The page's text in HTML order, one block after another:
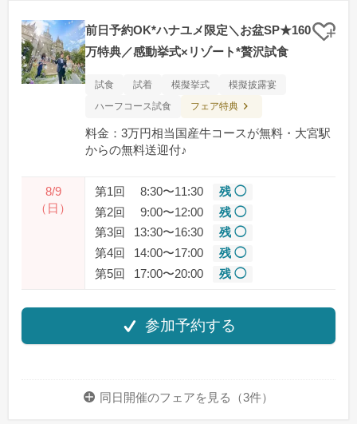
前日予約OK*ハナユメ限定＼お盆SP★160
万特典／感動挙式×リゾート*贅沢試食
クリ
試食 試着 模擬挙式
模擬披露宴
ハーフコース試食
フェア特典
料金：3万円相当国産牛コースが無料・大宮駅
からの無料送迎付♪
8/9
（日）
第1回 8:30〜11:30
残 ◯
第2回
9:00〜12:00
残 ◯
第3回
13:30〜16:30
残 ◯
第4回
14:00〜17:00
残 ◯
第5回
17:00〜20:00 残 ◯
参加予約する
同日開催のフェアを 見る（3件）